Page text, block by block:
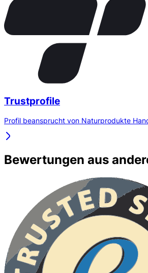
Trustprofile
Profil beansprucht von Naturprodukte
Bewertungen aus